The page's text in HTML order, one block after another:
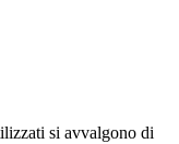
si avvalgono di